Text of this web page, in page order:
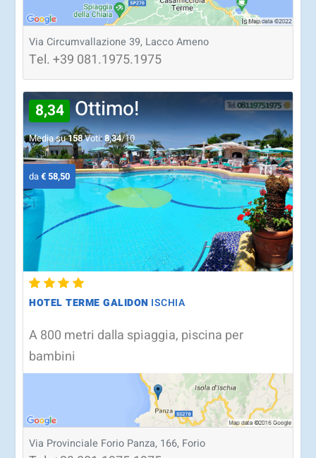
Via Circumvallazione 39, Lacco Ameno
Tel.+39 081.1975.1975
8,34 Ottimo!
Media su158Voti:8,34/10
da€ 58,50
HOTEL TERME GALIDON ISCHIA
A 800 metri dalla spiaggia, piscina per
bambini
Via Provinciale Forio Panza, 166, Forio